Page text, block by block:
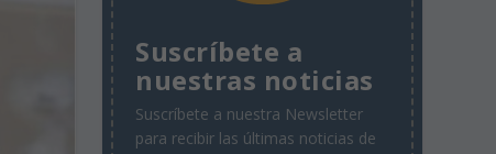
Suscríbete a
nuestras noticias
Suscríbete a nuestra Newsletter
para recibir las últimas noticias de